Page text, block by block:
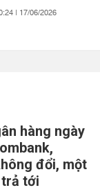
| 17/06/2026
hàng ngày
đổi, một
tới